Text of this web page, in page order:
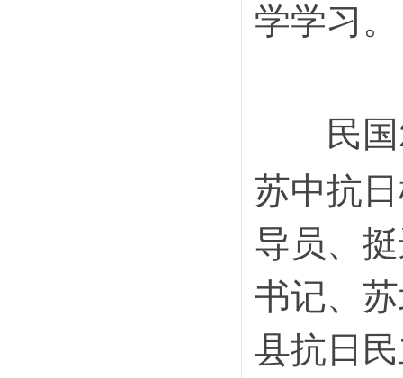
学学习。
民国
苏中抗
导员、
书记、
县抗日